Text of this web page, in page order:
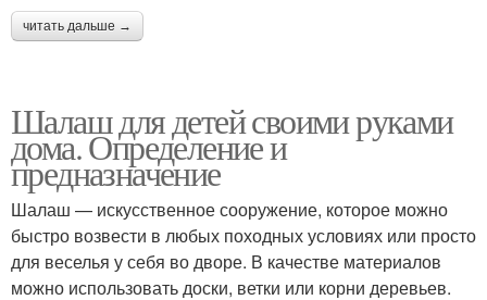
читать дальше →
Шалаш для детей своими руками
дома. Определение и
предназначение
Шалаш — искусственное сооружение, которое можно
быстро возвести в любых походных условиях или просто
для веселья у себя во дворе. В качестве материалов
можно использовать доски, ветки или корни деревьев.